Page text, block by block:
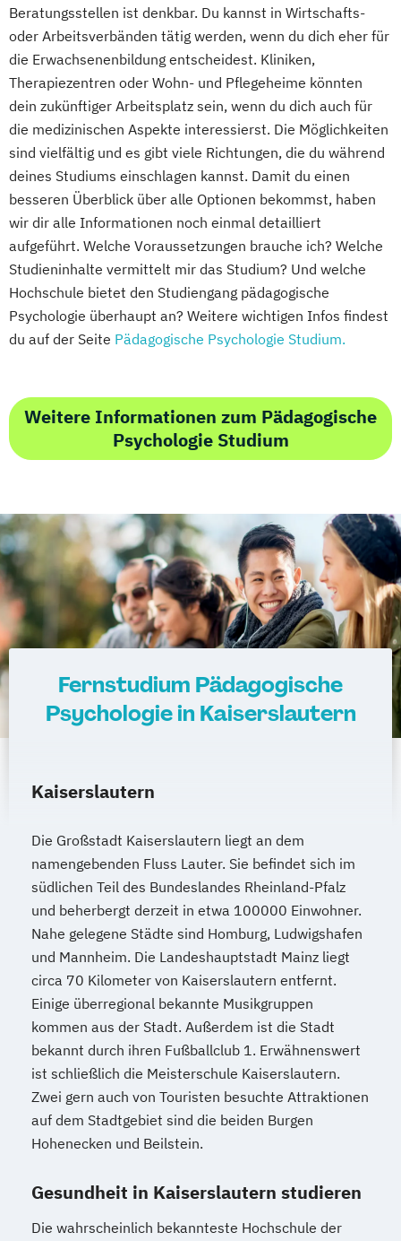
Beratungsstellen ist denkbar. Du kannst in Wirtschafts-
oder Arbeitsverbänden tätig werden, wenn du dich eher für
die Erwachsenenbildung entscheidest. Kliniken,
Therapiezentren oder Wohn- und Pflegeheime könnten
dein zukünftiger Arbeitsplatz sein, wenn du dich auch für
die medizinischen Aspekte interessierst. Die Möglichkeiten
sind vielfältig und es gibt viele Richtungen, die du während
deines Studiums einschlagen kannst. Damit du einen
besseren Überblick über alle Optionen bekommst, haben
wir dir alle Informationen noch einmal detailliert
aufgeführt. Welche Voraussetzungen brauche ich? Welche
Studieninhalte vermittelt mir das Studium? Und welche
Hochschule bietet den Studiengang pädagogische
Psychologie überhaupt an? Weitere wichtigen Infos findest
du auf der Seite Pädagogische Psychologie Studium.
Weitere Informationen zum Pädagogische
Psychologie Studium
Fernstudium Pädagogische
Psychologie in Kaiserslautern
Kaiserslautern
Die Großstadt Kaiserslautern liegt an dem
namengebenden Fluss Lauter. Sie befindet sich im
südlichen Teil des Bundeslandes Rheinland-Pfalz
und beherbergt derzeit in etwa 100000 Einwohner.
Nahe gelegene Städte sind Homburg, Ludwigshafen
und Mannheim. Die Landeshauptstadt Mainz liegt
circa 70 Kilometer von Kaiserslautern entfernt.
Einige überregional bekannte Musikgruppen
kommen aus der Stadt. Außerdem ist die Stadt
bekannt durch ihren Fußballclub 1. Erwähnenswert
ist schließlich die Meisterschule Kaiserslautern.
Zwei gern auch von Touristen besuchte Attraktionen
auf dem Stadtgebiet sind die beiden Burgen
Hohenecken und Beilstein.
Gesundheit in Kaiserslautern studieren
Die wahrscheinlich bekannteste Hochschule der